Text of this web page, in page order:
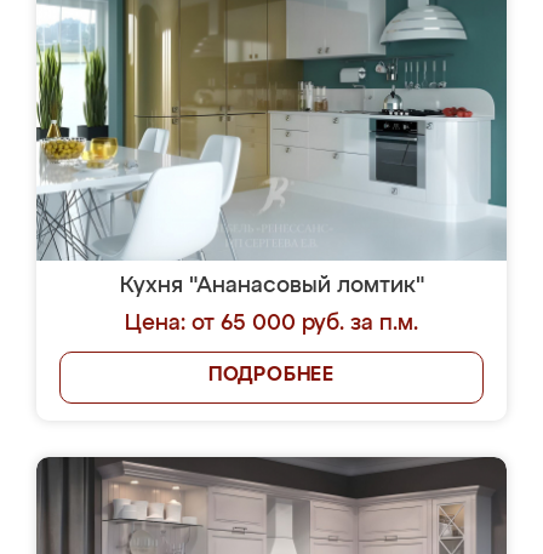
Кухня "Ананасовый ломтик"
Цена: от 65 000 руб. за п.м.
ПОДРОБНЕЕ